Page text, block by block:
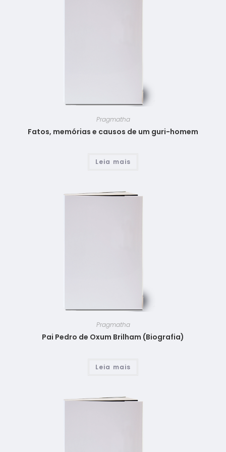
Pragmatha
Fatos, memórias e causos de um guri-homem
Leia mais
Pragmatha
Pai Pedro de Oxum Brilham (Biografia)
Leia mais